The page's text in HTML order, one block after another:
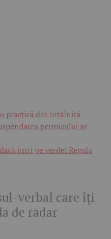
practică des întâlnită
permisului ar
intri pe verde! Regula
verbal care îți
de radar